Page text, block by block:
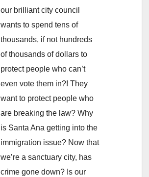
our brilliant city council
wants to spend tens of
thousands, if not hundreds
of thousands of dollars to
protect people who can’t
even vote them in?! They
want to protect people who
are breaking the law? Why
is Santa Ana getting into the
immigration issue? Now that
we’re a sanctuary city, has
crime gone down? Is our